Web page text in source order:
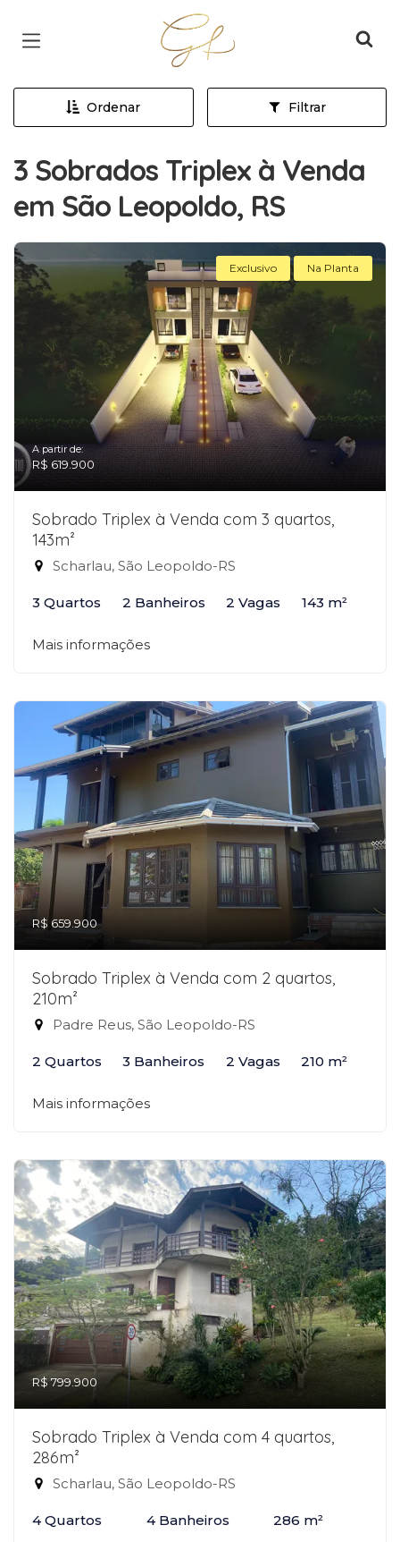
Página inicial
Ordenar Filtrar
3 Sobrados Triplex à Venda
em São Leopoldo, RS
Exclusivo Na Planta
A partir de:
R$ 619.900
Sobrado Triplex à Venda com 3 quartos,
143m²
Scharlau, São Leopoldo-RS
3 Quartos 2 Banheiros 2 Vagas 143 m²
Mais informações
R$ 659.900
Sobrado Triplex à Venda com 2 quartos,
210m²
Padre Reus, São Leopoldo-RS
2 Quartos 3 Banheiros 2 Vagas 210 m²
Mais informações
R$ 799.900
Sobrado Triplex à Venda com 4 quartos,
286m²
Scharlau, São Leopoldo-RS
4 Quartos 4 Banheiros 286 m²